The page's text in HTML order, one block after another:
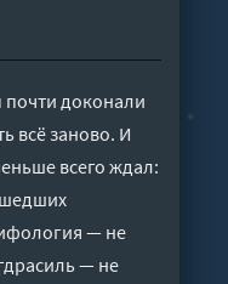
доконали
всё заново. И
всего ждал:
— не
— не